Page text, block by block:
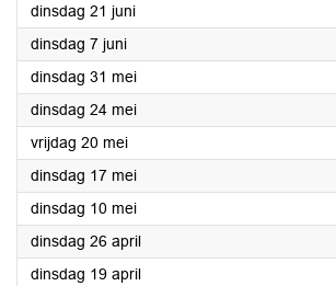
dinsdag 21 juni2022
dinsdag 7 juni2022
dinsdag 31 mei2022
dinsdag 24 mei2022
vrijdag 20 mei2022
dinsdag 17 mei2022
dinsdag 10 mei2022
dinsdag 26 april2022
dinsdag 19 april2022